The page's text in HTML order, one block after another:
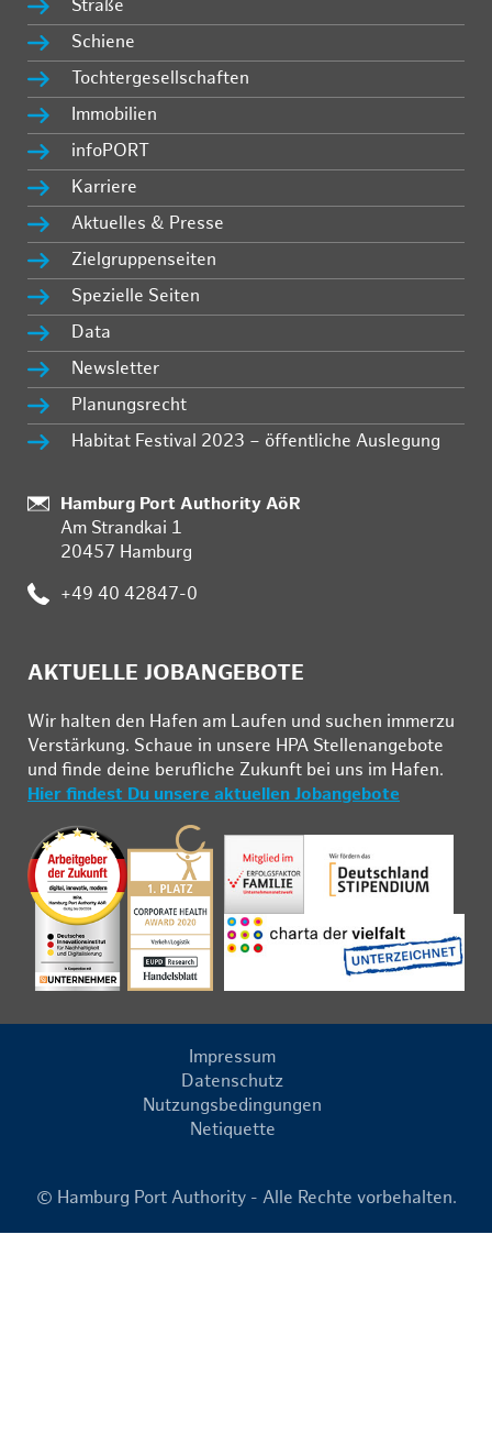
Straße
Schiene
Tochtergesellschaften
Immobilien
infoPORT
Karriere
Aktuelles & Presse
Zielgruppenseiten
Spezielle Seiten
Data
Newsletter
Planungsrecht
Habitat Festival 2023 – öffentliche Auslegung
Standort:
Hamburg Port Authority AöR
Am Strandkai 1
20457 Hamburg
Telefon:
+49 40 42847-0
AKTUELLE JOBANGEBOTE
Wir hal­ten den Ha­fen am Lau­fen und su­chen im­mer­zu
Ver­stär­kung. Schau­e in un­se­re HPA Stel­len­an­ge­bo­te
und fin­de deine be­ruf­li­che Zu­kunft bei uns im Ha­fen.
Hier findest Du unsere aktuellen Jobangebote
Impressum
Datenschutz
Nutzungsbedingungen
Netiquette
© Hamburg Port Authority - Alle Rechte vorbehalten.